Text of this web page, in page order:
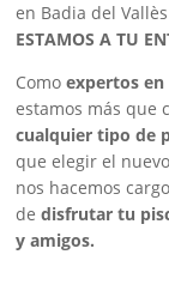
en Badia del
ESTAMOS A TU
Comoexpertos
estamos más que
cualquier tipo de
que elegir el
nos hacemos
dedisfrutar tu
y amigos.